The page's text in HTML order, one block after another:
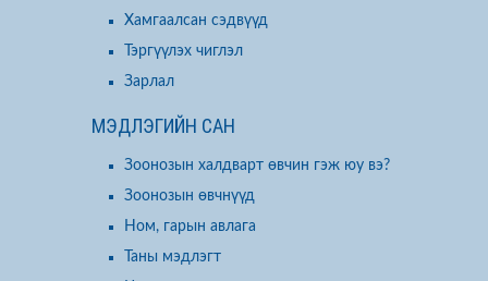
Хамгаалсан сэдвүүд
Тэргүүлэх чиглэл
Зарлал
МЭДЛЭГИЙН САН
Зоонозын халдварт өвчин гэж юу вэ?
Зоонозын өвчнүүд
Ном, гарын авлага
Таны мэдлэгт